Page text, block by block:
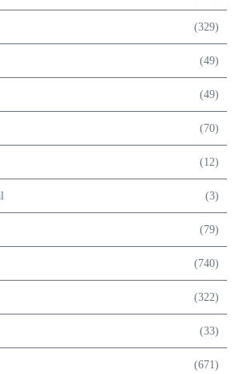
(329)
(49)
(49)
(70)
(12)
(3)
(79)
(740)
(322)
(33)
(671)